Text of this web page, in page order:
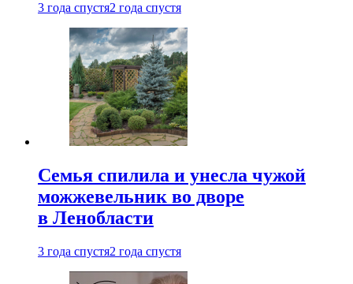
3 года спустя2 года спустя
Семья спилила и унесла чужой
можжевельник во дворе
в Ленобласти
3 года спустя2 года спустя